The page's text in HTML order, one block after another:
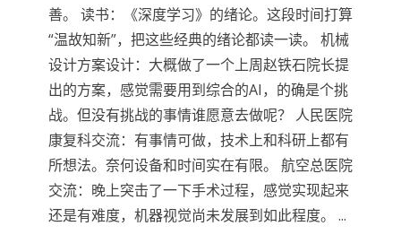
善。 读书：《深度学习》的绪论。这段时间打算
“温故知新”，把这些经典的绪论都读一读。 机械
设计方案设计：大概做了一个上周赵铁石院长提
出的方案，感觉需要用到综合的AI，的确是个挑
战。但没有挑战的事情谁愿意去做呢？ 人民医院
康复科交流：有事情可做，技术上和科研上都有
所想法。奈何设备和时间实在有限。 航空总医院
交流：晚上突击了一下手术过程，感觉实现起来
还是有难度，机器视觉尚未发展到如此程度。 ...